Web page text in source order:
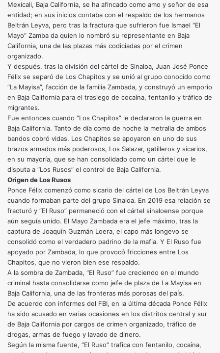
Mexicali, Baja California, se ha afincado como amo y señor de esa
entidad; en sus inicios contaba con el respaldo de los hermanos
Beltrán Leyva, pero tras la fractura que sufrieron fue Ismael “El
Mayo” Zamba da quien lo nombró su representante en Baja
California, una de las plazas más codiciadas por el crimen
organizado.
Y después, tras la división del cártel de Sinaloa, Juan José Ponce
Félix se separó de Los Chapitos y se unió al grupo conocido como
“La Mayisa”, facción de la familia Zambada, y construyó un emporio
en Baja California para el trasiego de cocaína, fentanilo y tráfico de
migrantes.
Fue entonces cuando “Los Chapitos” le declararon la guerra en
Baja California. Tanto de día como de noche la metralla de ambos
bandos cobró vidas. Los Chapitos se apoyaron en uno de sus
brazos armados más poderosos, Los Salazar, gatilleros y sicarios,
en su mayoría, que se han consolidado como un cártel que le
disputa a “Los Rusos” el control de Baja California.
Origen de Los Rusos
Ponce Félix comenzó como sicario del cártel de Los Beltrán Leyva
cuando formaban parte del grupo Sinaloa. En 2019 esa relación se
fracturó y “El Ruso” permaneció con el cártel sinaloense porque
aún seguía unido. El Mayo Zambada era el jefe máximo, tras la
captura de Joaquín Guzmán Loera, el capo más longevo se
consolidó como el verdadero padrino de la mafia. Y El Ruso fue
apoyado por Zambada, lo que provocó fricciones entre Los
Chapitos, que no vieron bien ese respaldo.
A la sombra de Zambada, “El Ruso” fue creciendo en el mundo
criminal hasta consolidarse como jefe de plaza de La Mayisa en
Baja California, una de las fronteras más porosas del país.
De acuerdo con informes del FBI, en la última década Ponce Félix
ha sido acusado en varias ocasiones en los distritos central y sur
de Baja California por cargos de crimen organizado, tráfico de
drogas, armas de fuego y lavado de dinero.
Según la misma fuente, “El Ruso” trafica con fentanilo, cocaína,